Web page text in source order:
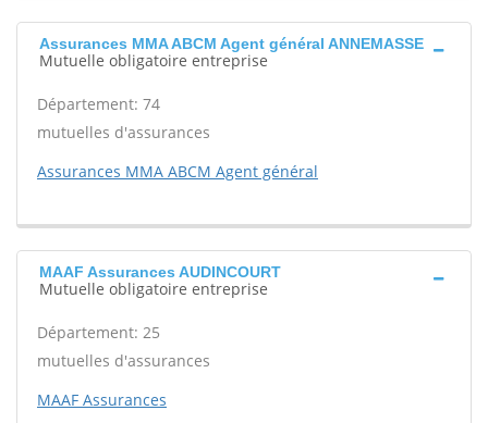
Assurances MMA ABCM Agent général ANNEMASSE
Mutuelle obligatoire entreprise
Département: 74
mutuelles d'assurances
Assurances MMA ABCM Agent général
MAAF Assurances AUDINCOURT
Mutuelle obligatoire entreprise
Département: 25
mutuelles d'assurances
MAAF Assurances